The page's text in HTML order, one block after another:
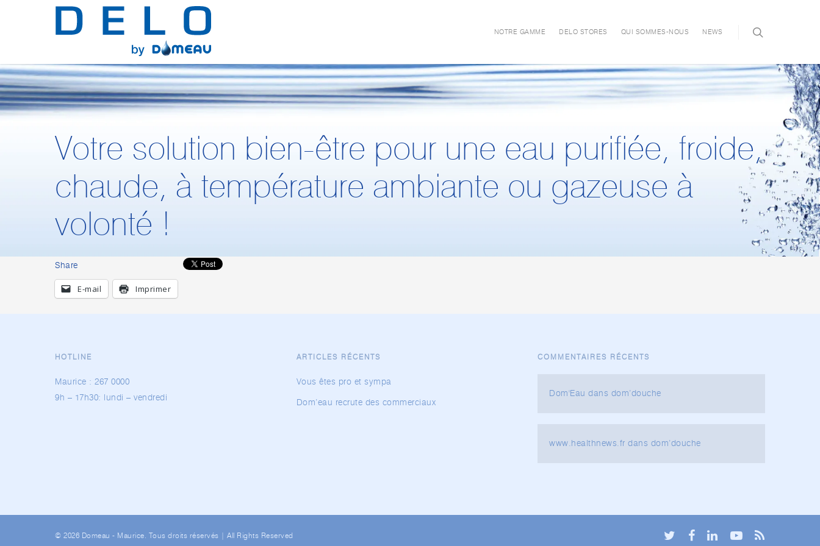
NOTRE GAMME DELO STORES QUI SOMMES-NOUS NEWS
Votre solution bien-être pour une eau purifiée, froide,
chaude, à température ambiante ou gazeuse à
volonté !
Share
E-mail Imprimer
HOTLINE
Maurice : 267 0000
9h – 17h30: lundi – vendredi
ARTICLES RÉCENTS
Vous êtes pro et sympa
Dom’eau recrute des commerciaux
COMMENTAIRES RÉCENTS
Dom'Eau dans dom’douche
www.healthnews.fr dans dom’douche
© 2026 Domeau - Maurice. Tous droits réservés | All Rights Reserved